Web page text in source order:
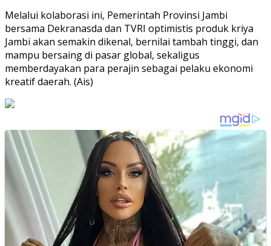
Melalui kolaborasi ini, Pemerintah Provinsi Jambi
bersama Dekranasda dan TVRI optimistis produk kriya
Jambi akan semakin dikenal, bernilai tambah tinggi, dan
mampu bersaing di pasar global, sekaligus
memberdayakan para perajin sebagai pelaku ekonomi
kreatif daerah. (Ais)